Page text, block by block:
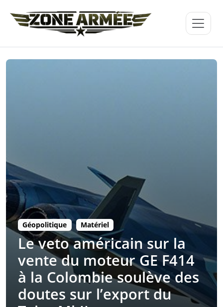
Géopolitique Matériel
Le veto américain sur la
vente du moteur GE F414
à la Colombie soulève des
doutes sur l’export du